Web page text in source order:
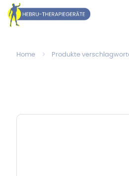
Home Produkte